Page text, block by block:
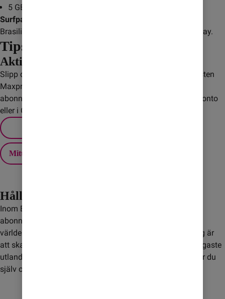
5 GB för 345 kr: skicka
Surfpaketet gäller i följande länder:
Brasilien, Chile, Colombia, Ecuador, Paraguay, Peru, Uruguay.
Tips! Undvik onödiga kostnader
Aktivera Maxpris
Slipp dyra överraskningar när du är utomlands! Med tjänsten
Maxpris sätter du själv ett tak för extra kostnader på
abonnemanget. Du ställer enkelt in ditt Maxpris via Mitt konto
eller i Comviq-appen.
Mitt konto
Håll koll på roaming
Inom EU/EES ingår fri utlandssurf för de flesta av våra
abonnemang och kontantkort, men det gäller inte i övriga
världen. Ett bra sätt att slippa höga kostnader för roaming är
att skaffa ett Surfpaket. Med paketen får du Sveriges billigaste
utlandssurf till ett fast pris. När surfmängden är slut väljer du
själv om du vill köpa mer.